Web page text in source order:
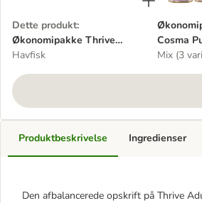
Dette produkt:
Økonomipakke Thrive
Complete 24 x 75 g
Havfisk
Cosma
Mix (3
Produktbeskrivelse
Den afbalancerede opskrift på Thrive
Ingredienser